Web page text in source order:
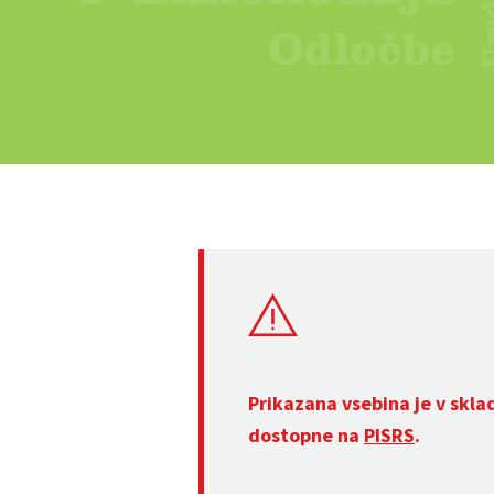
Prikazana vsebina je v
dostopne na PISRS.